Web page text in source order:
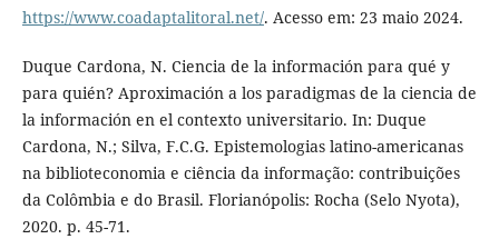
https://www.coadaptalitoral.net/. Acesso em: 23 maio 2024.
Duque Cardona, N. Ciencia de la información para qué y
para quién? Aproximación a los paradigmas de la ciencia de
la información en el contexto universitario. In: Duque
Cardona, N.; Silva, F.C.G. Epistemologias latino-americanas
na biblioteconomia e ciência da informação: contribuições
da Colômbia e do Brasil. Florianópolis: Rocha (Selo Nyota),
2020. p. 45-71.